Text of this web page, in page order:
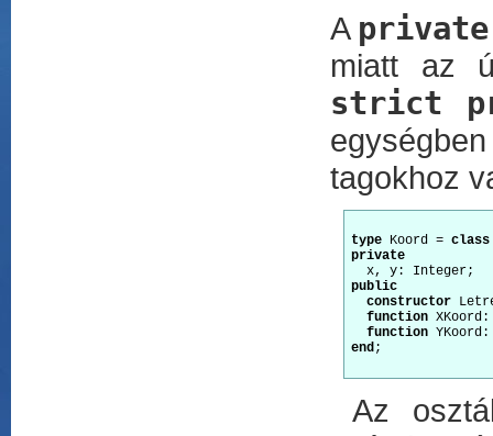
A private
miatt az
strict
tagokhoz
type Koord = class
private
public
constructor
function
function
end ;
Az